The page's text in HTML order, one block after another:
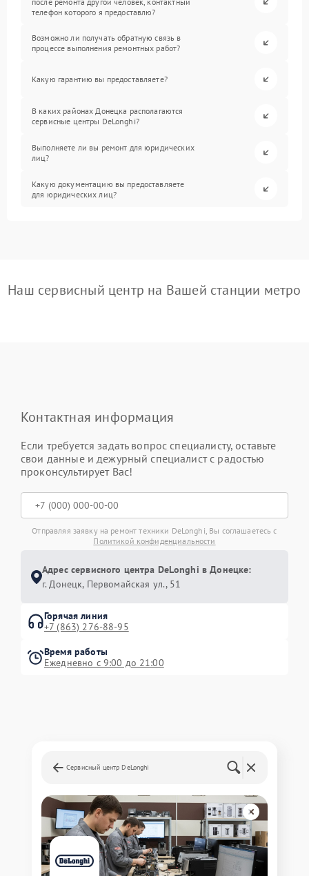
телефон которого я предоставлю?
Возможно ли получать обратную связь в
процессе выполнения ремонтных работ?
Какую гарантию вы предоставляете?
В каких районах Донецка располагаются
сервисные центры DeLonghi?
Выполняете ли вы ремонт для юридических
лиц?
Какую документацию вы предоставляете
для юридических лиц?
Наш сервисный центр на Вашей станции метро
Контактная информация
Если требуется задать вопрос специалисту, оставьте
свои данные и дежурный специалист с радостью
проконсультирует Вас!
Отправляя заявку на ремонт техники DeLonghi, Вы соглашаетесь с
Политикой конфиденциальности
Адрес сервисного центра DeLonghi в Донецке:
г. Донецк, Первомайская ул., 51
Горячая линия
+7 (863) 276-88-95
Время работы
Ежедневно с 9:00 до 21:00
Сервисный центр DeLonghi